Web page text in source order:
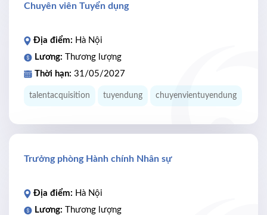
Chuyên viên Tuyển dụng
Địa điểm: Hà Nội
Lương: Thương lượng
Thời hạn: 31/05/2027
talentacquisition tuyendung chuyenvientuyendung
Trưởng phòng Hành chính Nhân sự
Địa điểm: Hà Nội
Lương: Thương lượng